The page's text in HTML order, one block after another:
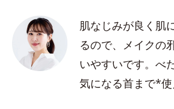
肌なじみが良く肌
るので、メイクの
いやすいです。べ
気になる首まで*使